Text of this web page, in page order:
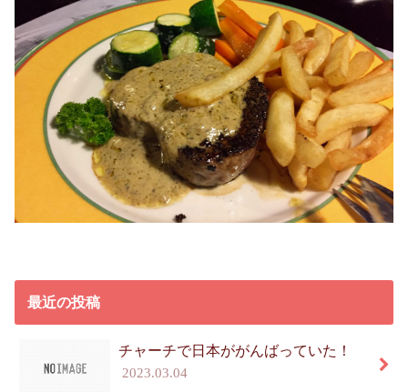
最近の投稿
チャーチで日本ががんばっていた！
2023.03.04